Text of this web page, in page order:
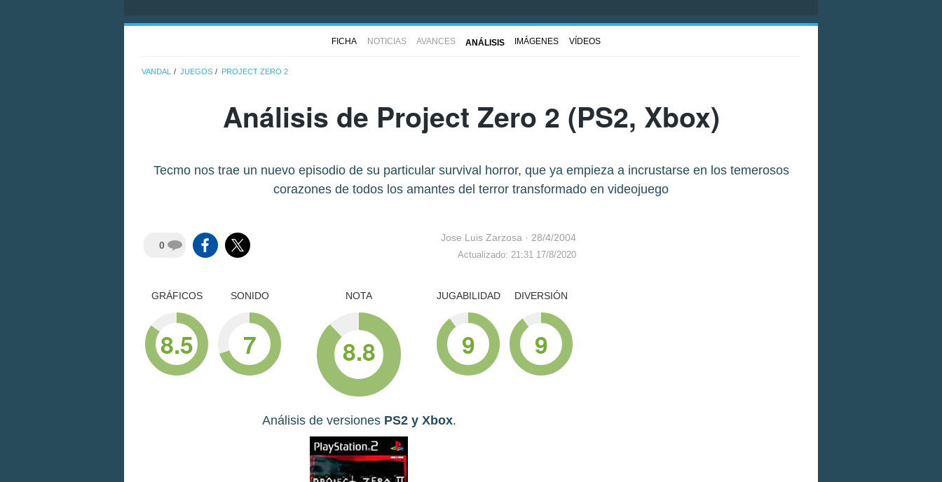
FICHA NOTICIAS AVANCES ANÁLISIS IMÁGENES VÍDEOS
VANDAL JUEGOS PROJECT ZERO 2
Análisis de Project Zero 2 (PS2, Xbox)
Tecmo nos trae un nuevo episodio de su particular survival horror, que ya empieza a incrustarse en los temerosos
corazones de todos los amantes del terror transformado en videojuego
0
Jose Luis Zarzosa · 28/4/2004
Actualizado: 21:31 17/8/2020
GRÁFICOS
8.5
SONIDO
7
NOTA
8.8
DIVERSIÓN
9
JUGABILIDAD
9
Análisis de versiones PS2 y Xbox.